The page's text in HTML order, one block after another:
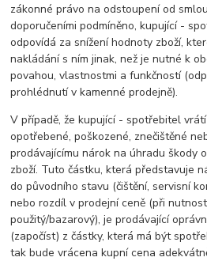
zákonné právo na odstoupení od
doporučeními podmíněno, kupující -
odpovídá za snížení hodnoty zboží,
nakládání s ním jinak, než je nutné k
povahou, vlastnostmi a funkčností
prohlédnutí v kamenné prodejně).
V případě, že kupující - spotřebitel
opotřebené, poškozené, znečištěné
prodávajícímu nárok na úhradu škody
zboží. Tuto částku, která představuje
do původního stavu (čištění, servisní
nebo rozdíl v prodejní ceně (při
použitý/bazarový), je prodávající
(započíst) z částky, která má být
tak bude vrácena kupní cena